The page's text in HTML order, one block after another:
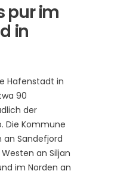
pur im
in
Hafenstadt in
90
der
Die Kommune
Sandefjord
an Siljan
im Norden an